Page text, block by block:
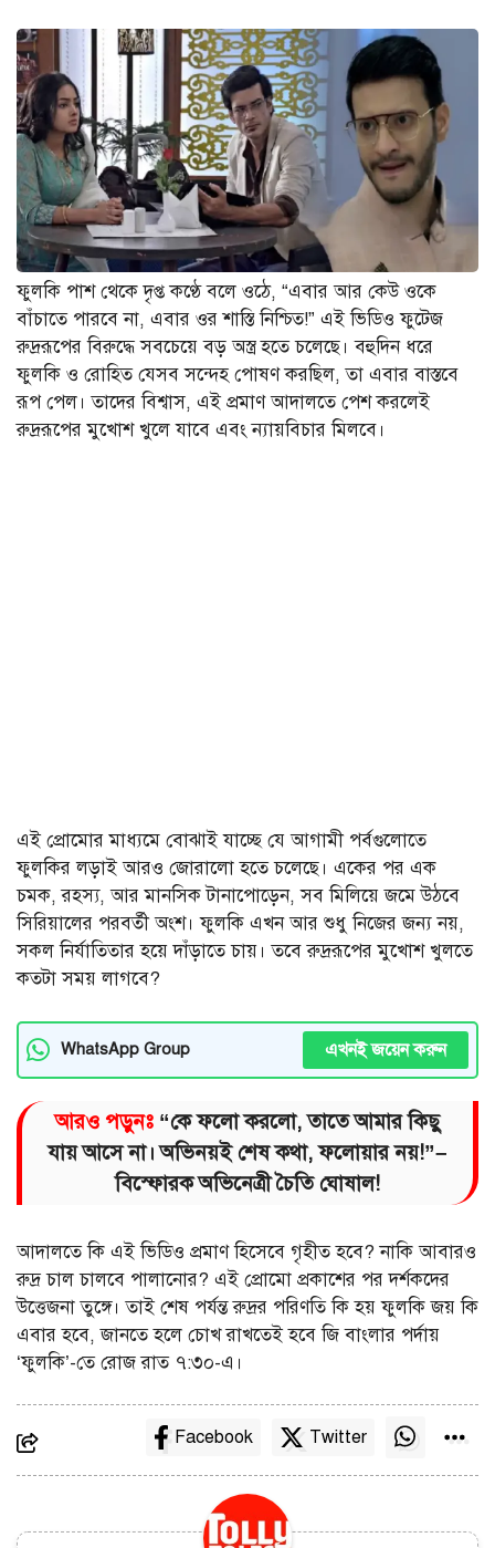
ফুলকি পাশ থেকে দৃপ্ত কণ্ঠে বলে ওঠে, “এবার আর কেউ ওকে
বাঁচাতে পারবে না, এবার ওর শাস্তি নিশ্চিত!” এই ভিডিও ফুটেজ
রুদ্ররূপের বিরুদ্ধে সবচেয়ে বড় অস্ত্র হতে চলেছে। বহুদিন ধরে
ফুলকি ও রোহিত যেসব সন্দেহ পোষণ করছিল, তা এবার বাস্তবে
রূপ পেল। তাদের বিশ্বাস, এই প্রমাণ আদালতে পেশ করলেই
রুদ্ররূপের মুখোশ খুলে যাবে এবং ন্যায়বিচার মিলবে।
এই প্রোমোর মাধ্যমে বোঝাই যাচ্ছে যে আগামী পর্বগুলোতে
ফুলকির লড়াই আরও জোরালো হতে চলেছে। একের পর এক
চমক, রহস্য, আর মানসিক টানাপোড়েন, সব মিলিয়ে জমে উঠবে
সিরিয়ালের পরবর্তী অংশ। ফুলকি এখন আর শুধু নিজের জন্য নয়,
সকল নির্যাতিতার হয়ে দাঁড়াতে চায়। তবে রুদ্ররূপের মুখোশ খুলতে
কতটা সময় লাগবে?
WhatsApp Group এখনই জয়েন করুন
আরও পড়ুনঃ “কে ফলো করলো, তাতে আমার কিছু
যায় আসে না। অভিনয়ই শেষ কথা, ফলোয়ার নয়!”–
বিস্ফোরক অভিনেত্রী চৈতি ঘোষাল!
আদালতে কি এই ভিডিও প্রমাণ হিসেবে গৃহীত হবে? নাকি আবারও
রুদ্র চাল চালবে পালানোর? এই প্রোমো প্রকাশের পর দর্শকদের
উত্তেজনা তুঙ্গে। তাই শেষ পর্যন্ত রুদ্রর পরিণতি কি হয় ফুলকি জয় কি
এবার হবে, জানতে হলে চোখ রাখতেই হবে জি বাংলার পর্দায়
‘ফুলকি’-তে রোজ রাত ৭:৩০-এ।
Facebook Twitter